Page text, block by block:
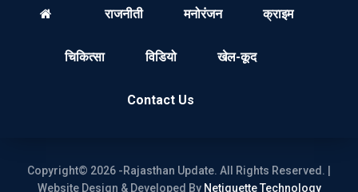
राजनीती मनोरंजन क्राइम
चिकित्सा विडियो खेल-कूद
Contact Us
Copyright© 2026 -Rajasthan Update. All Rights Reserved. |
Website Design & Developed By Netiquette Technology